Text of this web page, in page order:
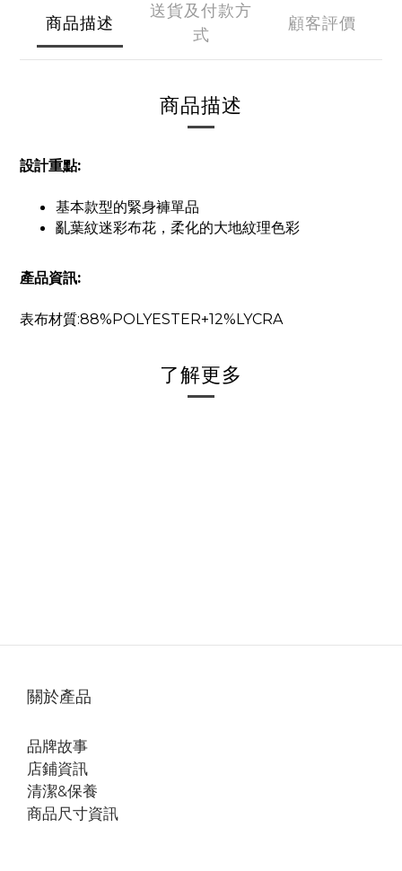
商品描述
送貨及付款方
式
顧客評價
商品描述
設計重點:
基本款型的緊身褲單品
亂葉紋迷彩布花，柔化的大地紋理色彩
產品資訊:
表布材質:88%POLYESTER+12%LYCRA
了解更多
關於產品
品牌故事
店鋪資訊
清潔&保養
商品尺寸資訊